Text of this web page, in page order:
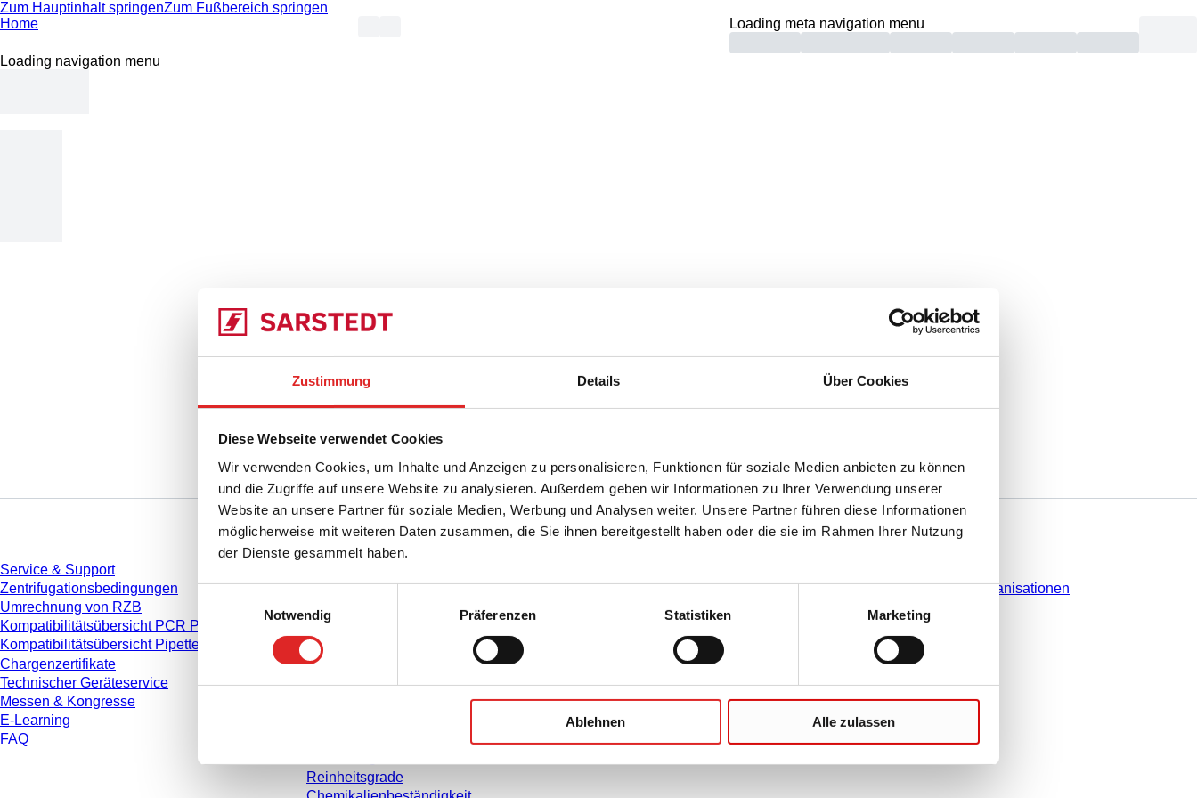
Zustimmung Details Über Cookies
Diese Webseite verwendet Cookies
Wir verwenden Cookies, um Inhalte und Anzeigen zu personalisieren, Funktionen für soziale Medien anbieten zu können
und die Zugriffe auf unsere Website zu analysieren. Außerdem geben wir Informationen zu Ihrer Verwendung unserer
Website an unsere Partner für soziale Medien, Werbung und Analysen weiter. Unsere Partner führen diese Informationen
möglicherweise mit weiteren Daten zusammen, die Sie ihnen bereitgestellt haben oder die sie im Rahmen Ihrer Nutzung
der Dienste gesammelt haben.
Notwendig
Präferenzen Statistiken Marketing
Ablehnen Alle zulassen
Zum Hauptinhalt springenZum Fußbereich springen
Home
Loading meta navigation menu
Loading navigation menu
404 -Seite nicht gefunden.
ZURÜCK ZUR HOMEPAGE
Service & Support
Zentrifugationsbedingungen
Umrechnung von RZB
Kompatibilitätsübersicht PCR Platten
Kompatibilitätsübersicht Pipettenspitzen
Chargenzertifikate
Technischer Geräteservice
Messen & Kongresse
E-Learning
FAQ
Download
Broschüren
Anwenderinformationen
Gebrauchshinweise
Bedienungsanleitungen
Studien
Sicherheitsdatenblätter
Reinheitsgrade
Unternehmen und Karriere
Über uns
Compliance
Sie haben Fragen?
Vertriebsorganisationen